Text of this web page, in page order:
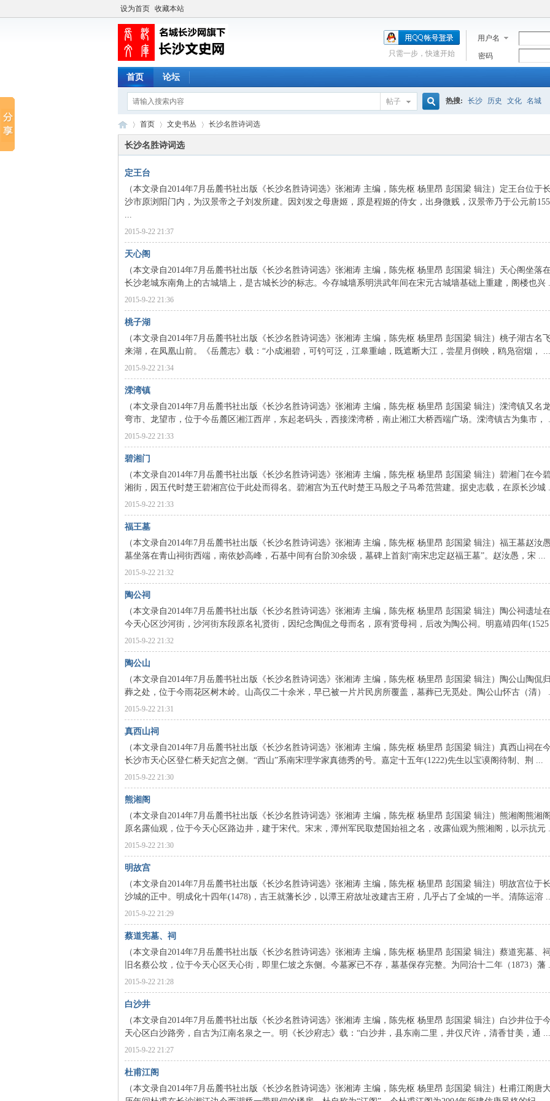
设为首页 收藏本站
用户名
密码
只需一步，快速开始
首页 论坛
帖子 热搜: 长沙 历史 文化 名城
长
沙
沙
›
首页 文史书丛 长沙名胜诗词选
长沙名胜诗词选
定王台
（本文录自2014年7月岳麓书社出版《长沙名胜诗词选》张湘涛 主编，陈先枢 杨里昂 彭国梁 辑注）定王台位于长
沙市原浏阳门内，为汉景帝之子刘发所建。因刘发之母唐姬，原是程姬的侍女，出身微贱，汉景帝乃于公元前155
...
2015-9-22 21:37
天心阁
（本文录自2014年7月岳麓书社出版《长沙名胜诗词选》张湘涛 主编，陈先枢 杨里昂 彭国梁 辑注）天心阁坐落
长沙老城东南角上的古城墙上，是古城长沙的标志。今存城墙系明洪武年间在宋元古城墙基础上重建，阁楼也兴
2015-9-22 21:36
桃子湖
（本文录自2014年7月岳麓书社出版《长沙名胜诗词选》张湘涛 主编，陈先枢 杨里昂 彭国梁 辑注）桃子湖古名
来湖，在凤凰山前。《岳麓志》载：“小成湘碧，可钓可泛，江皋重岫，既遮断大江，尝星月倒映，鸥凫宿烟， ...
2015-9-22 21:34
溁湾镇
（本文录自2014年7月岳麓书社出版《长沙名胜诗词选》张湘涛 主编，陈先枢 杨里昂 彭国梁 辑注）溁湾镇又名
弯市、龙望市，位于今岳麓区湘江西岸，东起老码头，西接溁湾桥，南止湘江大桥西端广场。溁湾镇古为集市，
2015-9-22 21:33
碧湘门
（本文录自2014年7月岳麓书社出版《长沙名胜诗词选》张湘涛 主编，陈先枢 杨里昂 彭国梁 辑注）碧湘门在今
湘街，因五代时楚王碧湘宫位于此处而得名。碧湘宫为五代时楚王马殷之子马希范营建。据史志载，在原长沙城
2015-9-22 21:33
福王墓
（本文录自2014年7月岳麓书社出版《长沙名胜诗词选》张湘涛 主编，陈先枢 杨里昂 彭国梁 辑注）福王墓赵汝愚
墓坐落在青山祠街西端，南依妙高峰，石基中间有台阶30余级，墓碑上首刻“南宋忠定赵福王墓”。赵汝愚，宋 ...
2015-9-22 21:32
陶公祠
（本文录自2014年7月岳麓书社出版《长沙名胜诗词选》张湘涛 主编，陈先枢 杨里昂 彭国梁 辑注）陶公祠遗址
今天心区沙河街，沙河街东段原名礼贤街，因纪念陶侃之母而名，原有贤母祠，后改为陶公祠。明嘉靖四年(1525
2015-9-22 21:32
陶公山
（本文录自2014年7月岳麓书社出版《长沙名胜诗词选》张湘涛 主编，陈先枢 杨里昂 彭国梁 辑注）陶公山陶侃归
葬之处，位于今雨花区树木岭。山高仅二十余米，早已被一片片民房所覆盖，墓葬已无觅处。陶公山怀古（清）
2015-9-22 21:31
真西山祠
（本文录自2014年7月岳麓书社出版《长沙名胜诗词选》张湘涛 主编，陈先枢 杨里昂 彭国梁 辑注）真西山祠在今
长沙市天心区登仁桥天妃宫之侧。“西山”系南宋理学家真德秀的号。嘉定十五年(1222)先生以宝谟阁待制、荆 ...
2015-9-22 21:30
熊湘阁
（本文录自2014年7月岳麓书社出版《长沙名胜诗词选》张湘涛 主编，陈先枢 杨里昂 彭国梁 辑注）熊湘阁熊湘阁
原名露仙观，位于今天心区路边井，建于宋代。宋末，潭州军民取楚国始祖之名，改露仙观为熊湘阁，以示抗元
2015-9-22 21:30
明故宫
（本文录自2014年7月岳麓书社出版《长沙名胜诗词选》张湘涛 主编，陈先枢 杨里昂 彭国梁 辑注）明故宫位于长
沙城的正中。明成化十四年(1478)，吉王就藩长沙，以潭王府故址改建吉王府，几乎占了全城的一半。清陈运溶
2015-9-22 21:29
蔡道宪墓、祠
（本文录自2014年7月岳麓书社出版《长沙名胜诗词选》张湘涛 主编，陈先枢 杨里昂 彭国梁 辑注）蔡道宪墓、祠
旧名蔡公坟，位于今天心区天心街，即里仁坡之东侧。今墓冢已不存，墓基保存完整。为同治十二年（1873）藩
2015-9-22 21:28
白沙井
（本文录自2014年7月岳麓书社出版《长沙名胜诗词选》张湘涛 主编，陈先枢 杨里昂 彭国梁 辑注）白沙井位于今
天心区白沙路旁，自古为江南名泉之一。明《长沙府志》载：“白沙井，县东南二里，井仅尺许，清香甘美，通 ...
2015-9-22 21:27
杜甫江阁
（本文录自2014年7月岳麓书社出版《长沙名胜诗词选》张湘涛 主编，陈先枢 杨里昂 彭国梁 辑注）杜甫江阁唐